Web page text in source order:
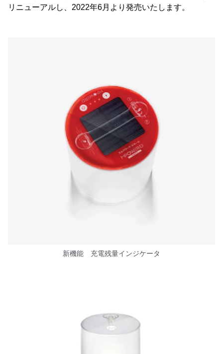
リニューアルし、2022年6月より発売いたします。
新機能 充電残量インジケータ